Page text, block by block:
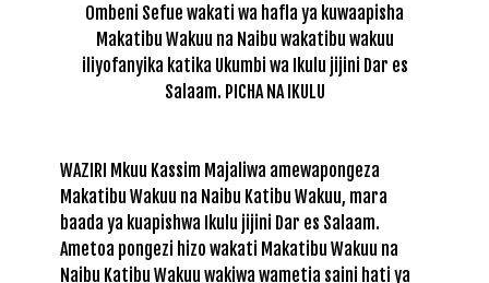
Ombeni Sefue wakati wa hafla ya kuwaapisha
Makatibu Wakuu na Naibu wakatibu wakuu
iliyofanyika katika Ukumbi wa Ikulu jijini Dar es
Salaam. PICHA NA IKULU
WAZIRI Mkuu Kassim Majaliwa amewapongeza
Makatibu Wakuu na Naibu Katibu Wakuu, mara
baada ya kuapishwa Ikulu jijini Dar es Salaam.
Ametoa pongezi hizo wakati Makatibu Wakuu na
Naibu Katibu Wakuu wakiwa wametia saini hati ya